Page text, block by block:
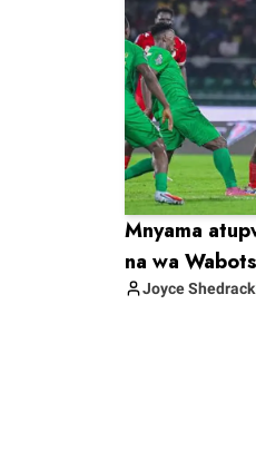
Mnyama
na wa
JoyceShedrack